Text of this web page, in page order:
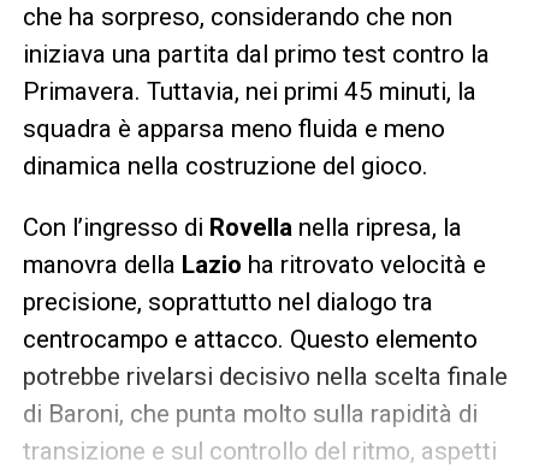
che ha sorpreso, considerando che non
iniziava una partita dal primo test contro la
Primavera. Tuttavia, nei primi 45 minuti, la
squadra è apparsa meno fluida e meno
dinamica nella costruzione del gioco.
Con l’ingresso di Rovellanella ripresa, la
manovra della Lazio ha ritrovato velocità e
precisione, soprattutto nel dialogo tra
centrocampo e attacco. Questo elemento
potrebbe rivelarsi decisivo nella scelta finale
di Baroni, che punta molto sulla rapidità di
transizione e sul controllo del ritmo, aspetti